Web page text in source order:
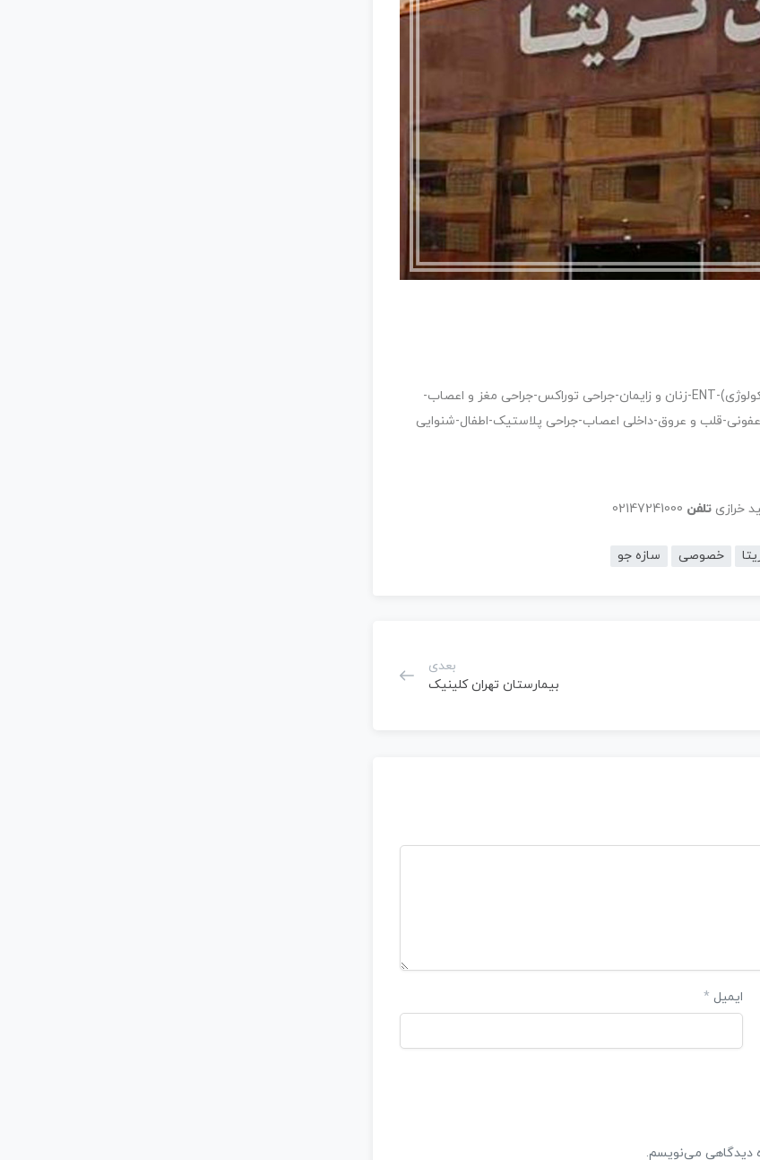
روانشناسی-داخلی-جراحی عمومی-ارتوپدی-نفرولوژی-داخلی خون(آنکولوژی)-ENT-زنان و زایمان-جراحی توراکس-جراحی مغز و اعصاب-
قلب و عروق-داخلی اعصاب-جراحی پلاستیک-اطفال-شنوایی
خرازی تلفن
خصوصی سازه جو
بعدی
بیمارستان تهران کلینیک
ایمیل *
دیدگاهی می‌نویسم.